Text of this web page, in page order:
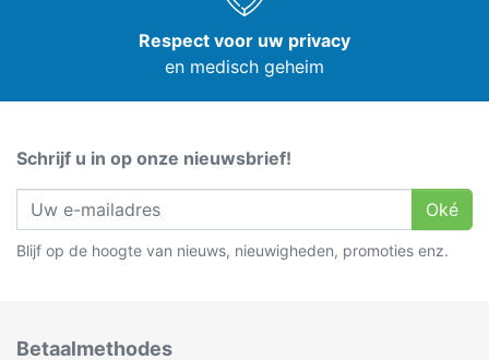
Respect voor uw privacy
en medisch geheim
Schrijf u in op onze nieuwsbrief!
Oké
Blijf op de hoogte van nieuws, nieuwigheden, promoties enz.
Betaalmethodes